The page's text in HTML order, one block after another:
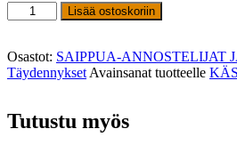
RAICAS®
–
VAAHTO
KÄSISAIPPUA
16
Lisää ostoskoriin
Osastot: SAIPPUA-ANNOSTELIJAT
Täydennykset Avainsanat tuotteelle
Tutustu myös